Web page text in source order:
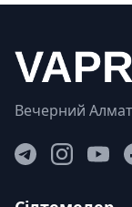
Вечерний